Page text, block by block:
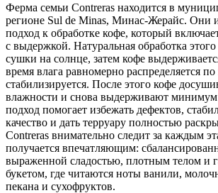
Ферма семьи Contreras находится в
регионе Sul de Minas, Минас-Жерайс. Они
подход к обработке кофе, который
с выдержкой. Натуральная обработка этого
сушки на солнце, затем кофе
время влага равномерно распределяется по
стабилизируется. После этого кофе
влажности и снова выдерживают минимум
подход помогает избежать дефектов,
качество и дать терруару полностью
Contreras внимательно следит за каждым
получается впечатляющим:
выраженной сладостью, плотным телом и
букетом, где читаются ноты ванили,
пекана и сухофруктов.